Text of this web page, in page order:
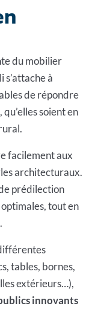
du mobilier
à
de répondre
soient en
facilement aux
architecturaux.
prédilection
tout en
tables, bornes,
extérieurs…),
innovants